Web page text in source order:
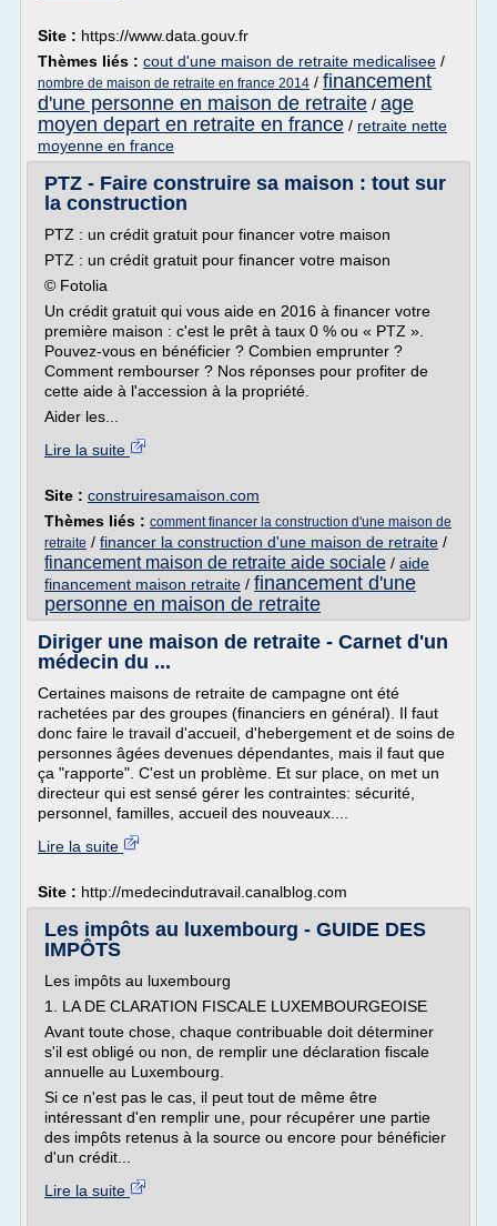
Site : https://www.data.gouv.fr
Thèmes liés : cout d'une maison de retraite medicalisee /
nombre de maison de retraite en france 2014 / financement
d'une personne en maison de retraite / age
moyen depart en retraite en france / retraite nette
moyenne en france
PTZ - Faire construire sa maison : tout sur
la construction
PTZ : un crédit gratuit pour financer votre maison
PTZ : un crédit gratuit pour financer votre maison
© Fotolia
Un crédit gratuit qui vous aide en 2016 à financer votre
première maison : c'est le prêt à taux 0 % ou « PTZ ».
Pouvez-vous en bénéficier ? Combien emprunter ?
Comment rembourser ? Nos réponses pour profiter de
cette aide à l'accession à la propriété.
Aider les...
Lire la suite
Site : construiresamaison.com
Thèmes liés : comment financer la construction d'une maison de
retraite / financer la construction d'une maison de retraite /
financement maison de retraite aide sociale / aide
financement maison retraite / financement d'une
personne en maison de retraite
Diriger une maison de retraite - Carnet d'un
médecin du ...
Certaines maisons de retraite de campagne ont été
rachetées par des groupes (financiers en général). Il faut
donc faire le travail d'accueil, d'hebergement et de soins de
personnes âgées devenues dépendantes, mais il faut que
ça "rapporte". C'est un problème. Et sur place, on met un
directeur qui est sensé gérer les contraintes: sécurité,
personnel, familles, accueil des nouveaux....
Lire la suite
Site : http://medecindutravail.canalblog.com
Les impôts au luxembourg - GUIDE DES
IMPÔTS
Les impôts au luxembourg
1. LA DE CLARATION FISCALE LUXEMBOURGEOISE
Avant toute chose, chaque contribuable doit déterminer
s'il est obligé ou non, de remplir une déclaration fiscale
annuelle au Luxembourg.
Si ce n'est pas le cas, il peut tout de même être
intéressant d'en remplir une, pour récupérer une partie
des impôts retenus à la source ou encore pour bénéficier
d'un crédit...
Lire la suite